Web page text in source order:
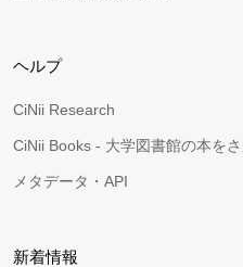
ヘルプ
CiNii Research
CiNii Books - 大学図書館の本を
メタデータ・API
新着情報